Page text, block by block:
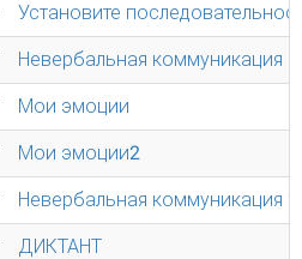
Установите
Невербальная коммуникация
Мои эмоции
Мои эмоции2
Невербальная коммуникация 2
ДИКТАНТ